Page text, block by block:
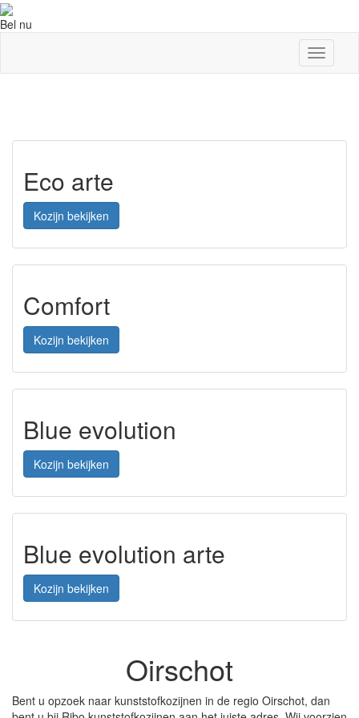
Bel nu
Toggle
Eco arte
Kozijn bekijken
Comfort
Kozijn bekijken
Blue evolution
Kozijn bekijken
Blue evolution arte
Kozijn bekijken
Oirschot
Bent u opzoek naar kunststofkozijnen in de regio Oirschot, dan